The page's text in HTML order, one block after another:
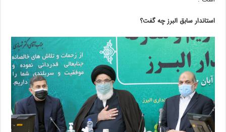
استاندار سابق البرز چه گفت؟